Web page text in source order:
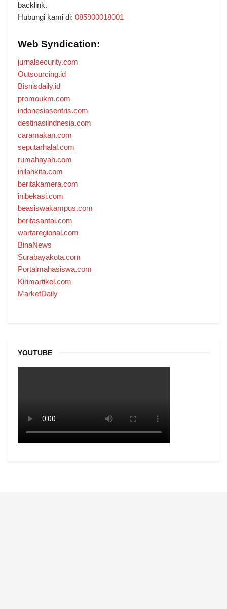
backlink.
Hubungi kami di: 085900018001
Web Syndication:
jurnalsecurity.com
Outsourcing.id
Bisnisdaily.id
promoukm.com
indonesiasentris.com
destinasiindnesia.com
caramakan.com
seputarhalal.com
rumahayah.com
inilahkita.com
beritakamera.com
inibekasi.com
beasiswakampus.com
beritasantai.com
wartaregional.com
BinaNews
Surabayakota.com
Portalmahasiswa.com
Kirimartikel.com
MarketDaily
YOUTUBE